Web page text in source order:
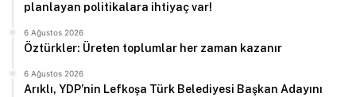
planlayan politikalara ihtiyaç var!
6 Ağustos 2026
Öztürkler: Üreten toplumlar her zaman kazanır
6 Ağustos 2026
Arıklı, YDP’nin Lefkoşa Türk Belediyesi Başkan Adayını